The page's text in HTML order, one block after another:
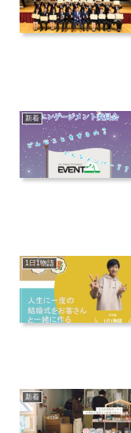
新着
1日1物語
新着